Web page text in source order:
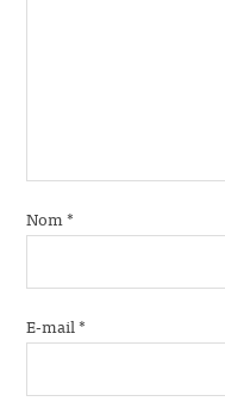
Nom*
E-mail*